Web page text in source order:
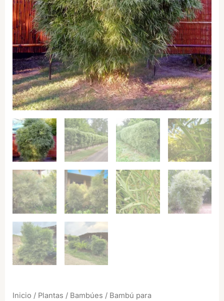
Inicio / Plantas / Bambúes / Bambú para